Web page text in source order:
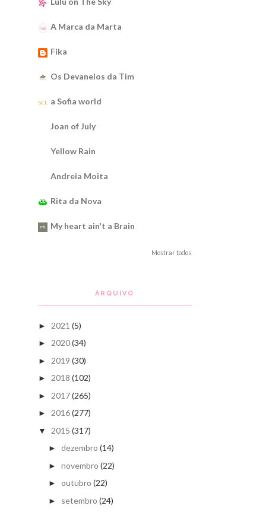
A Marca da Marta
Fika
Os Devaneios da Tim
a Sofia world
Joan of July
Yellow Rain
Andreia Moita
Rita da Nova
My heart ain't a Brain
Mostrar todos
ARQUIVO
► 2021 (5)
► 2020(34)
► 2019 (30)
► 2018 (102)
► 2017(265)
► 2016(277)
▼ 2015 (317)
► dezembro (14)
► novembro (22)
► outubro (22)
► setembro (24)